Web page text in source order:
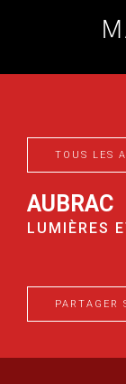
TOUS LES
AUBRAC
LUMIÈRES
PARTAGER